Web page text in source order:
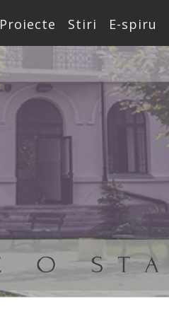
Proiecte Stiri E-spiru